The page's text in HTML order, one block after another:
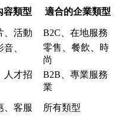
容類型 適合的企業類型
、活動 B2C、在地服務
、
零售、餐飲、時
尚
人才招
B2B、專業服務
業
、客服 所有類型